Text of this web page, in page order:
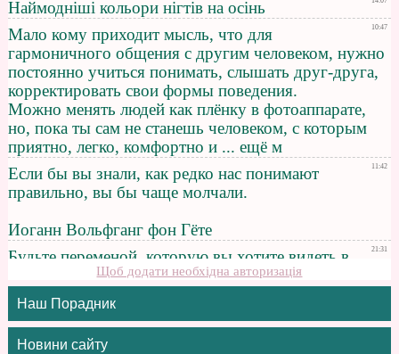
Щоб додати необхідна авторизація
Наш Порадник
Новини сайту